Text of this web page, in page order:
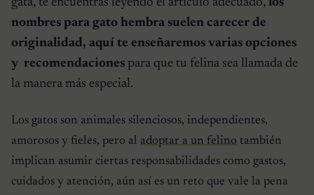
nombres para gato hembra suelen carecer de
originalidad, aquí te enseñaremos varias opciones
y recomendaciones para que tu felina sea llamada de
la manera más especial.
Los gatos son animales silenciosos, independientes,
amorosos y fieles, pero al adoptar a un felino también
implican asumir ciertas responsabilidades como gastos,
cuidados y atención, aún así es un reto que vale la pena